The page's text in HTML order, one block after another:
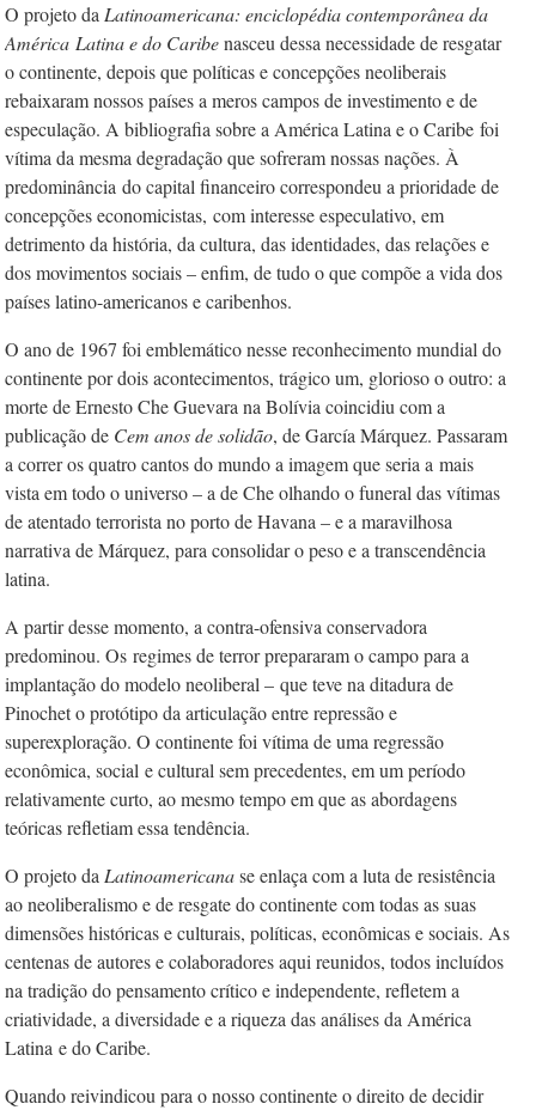
O projeto da Latinoamericana: enciclopédia contemporânea da
América Latina e do Caribenasceu dessa necessidade de resgatar
o continente, depois que políticas e concepções neoliberais
rebaixaram nossos países a meros campos de investimento e de
especulação. A bibliografia sobre a América Latina e o Caribe foi
vítima da mesma degradação que sofreram nossas nações. À
predominância do capital financeiro correspondeu a prioridade de
concepções economicistas, com interesse especulativo, em
detrimento da história, da cultura, das identidades, das relações e
dos movimentos sociais – enfim, de tudo o que compõe a vida dos
países latino-americanos e caribenhos.
O ano de 1967 foi emblemático nesse reconhecimento mundial do
continente por dois acontecimentos, trágico um, glorioso o outro: a
morte de Ernesto Che Guevara na Bolívia coincidiu com a
publicação de Cem anos de solidão, de García Márquez. Passaram
a correr os quatro cantos do mundo a imagem que seria a mais
vista em todo o universo – a de Che olhando o funeral das vítimas
de atentado terrorista no porto de Havana – e a maravilhosa
narrativa de Márquez, para consolidar o peso e a transcendência
latina.
A partir desse momento, a contra-ofensiva conservadora
predominou. Os regimes de terror prepararam o campo para a
implantação do modelo neoliberal – que teve na ditadura de
Pinochet o protótipo da articulação entre repressão e
superexploração. O continente foi vítima de uma regressão
econômica, social e cultural sem precedentes, em um período
relativamente curto, ao mesmo tempo em que as abordagens
teóricas refletiam essa tendência.
O projeto da Latinoamericanase enlaça com a luta de resistência
ao neoliberalismo e de resgate do continente com todas as suas
dimensões históricas e culturais, políticas, econômicas e sociais. As
centenas de autores e colaboradores aqui reunidos, todos incluídos
na tradição do pensamento crítico e independente, refletem a
criatividade, a diversidade e a riqueza das análises da América
Latina e do Caribe.
Quando reivindicou para o nosso continente o direito de decidir